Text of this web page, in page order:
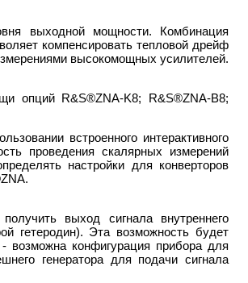
выходной мощности. Комбинация
компенсировать тепловой дрейф
высокомощных усилителей.
опций R&S®ZNA-K8; R&S®ZNA-B8;
встроенного интерактивного
проведения скалярных измерений
настройки для конверторов
выход сигнала внутреннего
гетеродин). Эта возможность будет
возможна конфигурация прибора для
генератора для подачи сигнала